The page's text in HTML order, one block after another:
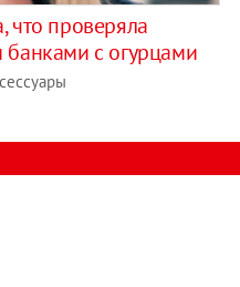
что проверяла
банками с огурцами